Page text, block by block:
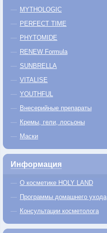
MYTHOLOGIC
PERFECT TIME
PHYTOMIDE
RENEW Formula
SUNBRELLA
VITALISE
YOUTHFUL
Внесерийные препараты
Кремы, гели, лосьоны
Маски
Информация
О косметике HOLY LAND
Программы домашнего ухода
Консультации косметолога